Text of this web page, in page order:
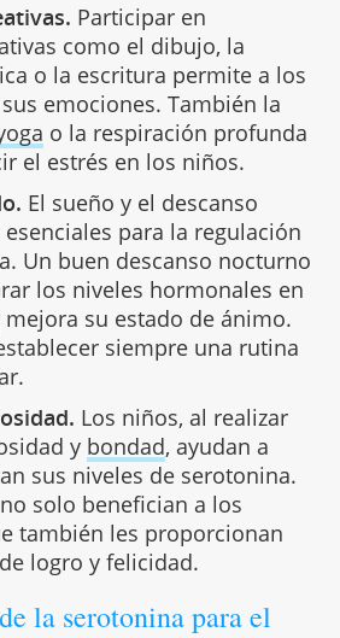
Participar en
como el dibujo, la
o la escritura permite a los
emociones. También la
o la respiración profunda
el estrés en los niños.
El sueño y el descanso
para la regulación
Un buen descanso nocturno
los niveles hormonales en
su estado de ánimo.
siempre una rutina
Los niños, al realizar
y bondad, ayudan a
sus niveles de serotonina.
solo benefician a los
también les proporcionan
logro y felicidad.
la serotonina para el